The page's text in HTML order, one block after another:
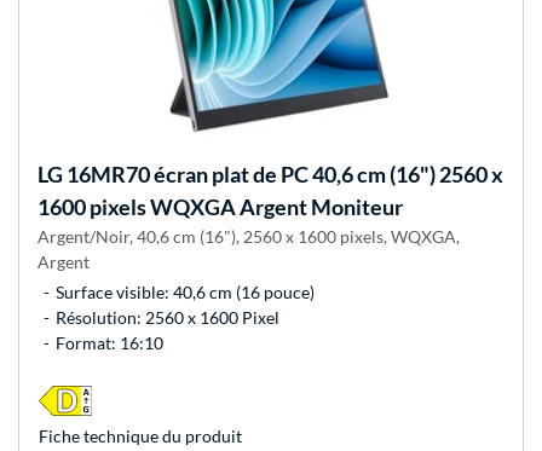
LG 16MR70 écran plat de PC 40,6 cm (16") 2560 x
1600 pixels WQXGA Argent Moniteur
Argent/Noir, 40,6 cm (16"), 2560 x 1600 pixels, WQXGA,
Argent
Surface visible: 40,6 cm (16 pouce)
Résolution: 2560 x 1600 Pixel
Format: 16:10
Fiche technique du produit